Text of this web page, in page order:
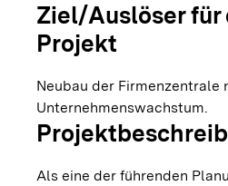
Ziel/Auslöser für
Projekt
Neubau der Firmenzentrale
Unternehmenswachstum.
Als eine der führenden